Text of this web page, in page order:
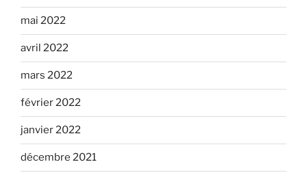
mai 2022
avril 2022
mars 2022
février 2022
janvier 2022
décembre 2021